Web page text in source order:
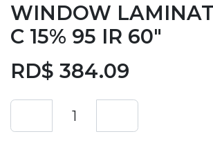
WINDOW
C 15% 95 IR 60"
RD$ 384.09